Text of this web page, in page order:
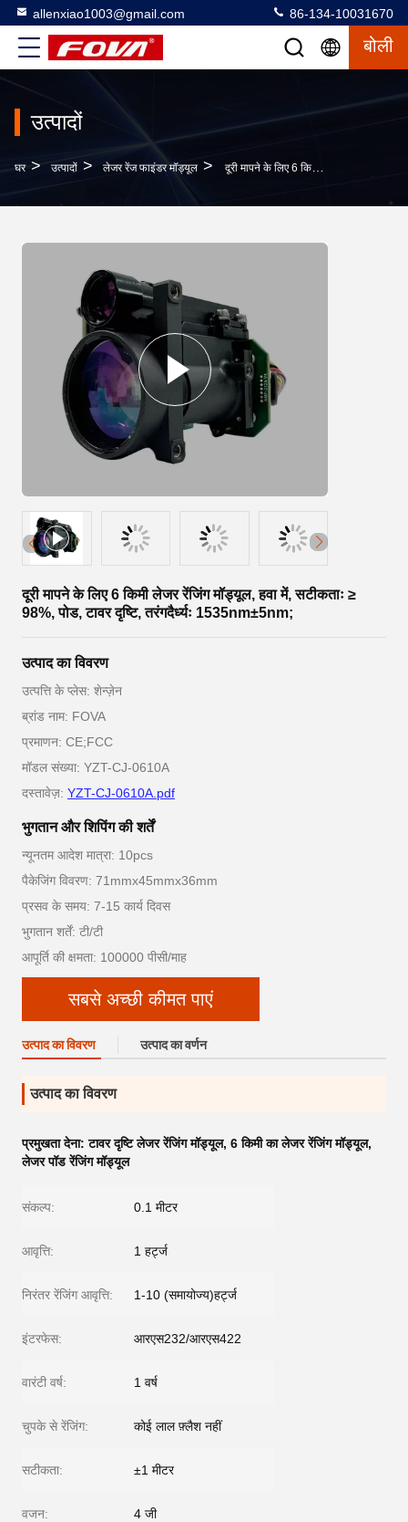
allenxiao1003@gmail.com 86-134-10031670
बोली
उत्पादों
घर > उत्पादों > लेजर रेंज फाइंडर मॉड्यूल > दूरी मापने के लिए 6 किमी लेजर रेंजिंग मॉड्यूल, हवा में, सटीकताः ≥ 98%, पोड, टावर दृष्टि, तरंगदैर्ध्यः 1535nm±5nm;
दूरी मापने के लिए 6 किमी लेजर रेंजिंग मॉड्यूल, हवा में, सटीकताः ≥
98%, पोड, टावर दृष्टि, तरंगदैर्ध्यः 1535nm±5nm;
उत्पाद का विवरण
उत्पत्ति के प्लेस: शेन्ज़ेन
ब्रांड नाम: FOVA
प्रमाणन: CE;FCC
मॉडल संख्या: YZT-CJ-0610A
दस्तावेज़: YZT-CJ-0610A.pdf
भुगतान और शिपिंग की शर्तें
न्यूनतम आदेश मात्रा: 10pcs
पैकेजिंग विवरण: 71mmx45mmx36mm
प्रसव के समय: 7-15 कार्य दिवस
भुगतान शर्तें: टी/टी
आपूर्ति की क्षमता: 100000 पीसी/माह
सबसे अच्छी कीमत पाएं
उत्पाद का विवरण उत्पाद का वर्णन
उत्पाद का विवरण
प्रमुखता देना:टावर दृष्टि लेजर रेंजिंग मॉड्यूल, 6 किमी का लेजर रेंजिंग मॉड्यूल,
लेजर पॉड रेंजिंग मॉड्यूल
संकल्प: 0.1 मीटर
आवृत्ति: 1 हर्ट्ज
निरंतर रेंजिंग आवृत्ति: 1-10 (समायोज्य)हर्ट्ज
इंटरफेस: आरएस232/आरएस422
वारंटी वर्ष: 1 वर्ष
चुपके से रेंजिंग: कोई लाल फ़्लैश नहीं
सटीकता: ±1 मीटर
वजन: 4 जी